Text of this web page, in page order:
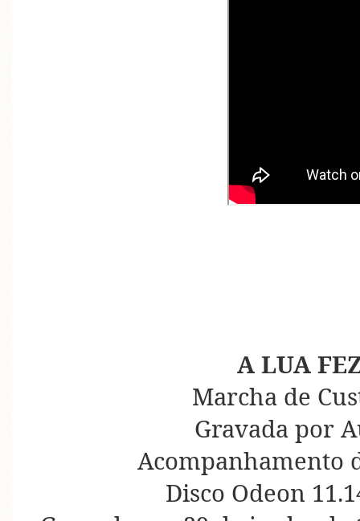
A LUA
Marcha de
Gravada por
Acompanhamento
Disco Odeon